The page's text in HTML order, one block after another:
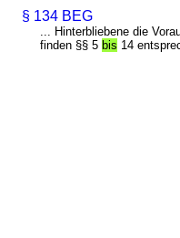
§ 134 BEG
... Hinterbliebene die
finden §§ 5bis 14